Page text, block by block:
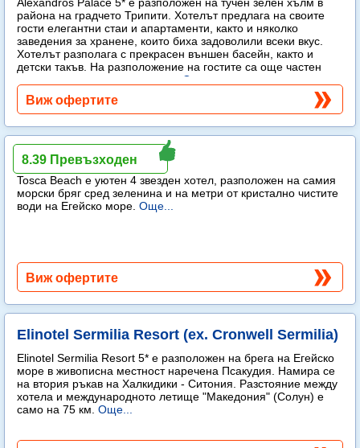
района на градчето Трипити. Хотелът предлага на своите
гости елегантни стаи и апартаменти, както и няколко
заведения за хранене, които биха задоволили всеки вкус.
Хотелът разполага с прекрасен външен басейн, както и
детски такъв. На разположение на гостите са още частен
Още...
Виж офертите
Tosca Beach
Tosca Beach е уютен 4 звезден хотел, разположен на самия
морски бряг сред зеленина и на метри от кристално чистите
води на Егейско море. Още...
8.39 Превъзходен
Виж офертите
Elinotel Sermilia Resort (ex. Cronwell Sermilia)
Elinotel Sermilia Resort 5* е разположен на брега на Егейско
море в живописна местност наречена Псакудия. Намира се
на втория ръкав на Халкидики - Ситония. Разстояние между
хотела и международното летище "Македония" (Солун) е
само на 75 км. Още...